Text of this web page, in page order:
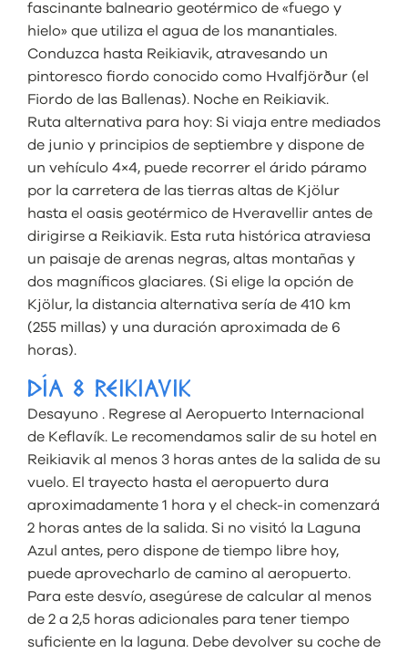
fascinante balneario geotérmico de «fuego y
hielo» que utiliza el agua de los manantiales.
Conduzca hasta Reikiavik, atravesando un
pintoresco fiordo conocido como Hvalfjörður (el
Fiordo de las Ballenas). Noche en Reikiavik.
Ruta alternativa para hoy: Si viaja entre mediados
de junio y principios de septiembre y dispone de
un vehículo 4×4, puede recorrer el árido páramo
por la carretera de las tierras altas de Kjölur
hasta el oasis geotérmico de Hveravellir antes de
dirigirse a Reikiavik. Esta ruta histórica atraviesa
un paisaje de arenas negras, altas montañas y
dos magníficos glaciares. (Si elige la opción de
Kjölur, la distancia alternativa sería de 410 km
(255 millas) y una duración aproximada de 6
horas).
DÍA 8 REIKIAVIK
Desayuno . Regrese al Aeropuerto Internacional
de Keflavík. Le recomendamos salir de su hotel en
Reikiavik al menos 3 horas antes de la salida de su
vuelo. El trayecto hasta el aeropuerto dura
aproximadamente 1 hora y el check-in comenzará
2 horas antes de la salida. Si no visitó la Laguna
Azul antes, pero dispone de tiempo libre hoy,
puede aprovecharlo de camino al aeropuerto.
Para este desvío, asegúrese de calcular al menos
de 2 a 2,5 horas adicionales para tener tiempo
suficiente en la laguna. Debe devolver su coche de